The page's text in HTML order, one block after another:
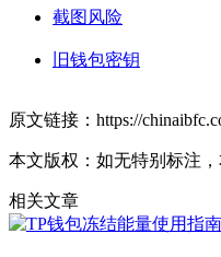
截图风险
旧钱包密钥
原文链接：https://
本文版权：如无特别标注，
相关文章